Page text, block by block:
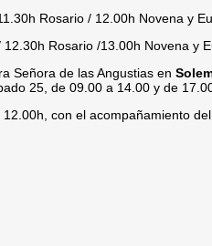
Rosario / 12.00h Novena y
Rosario /13.00h Novena y
Señora de las Angustias en
25, de 09.00 a 14.00 y de
12.00h, con el acompañamiento